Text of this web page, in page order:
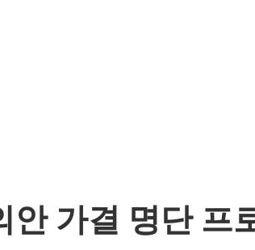
안 가결 명단 프